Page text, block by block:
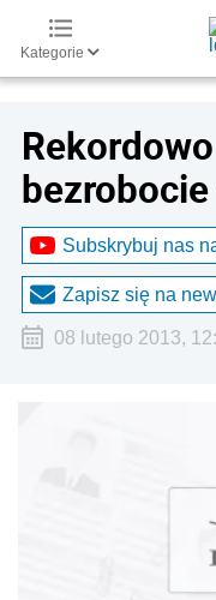
Kategorie
Subskrybuj nas
Zapisz się na
08 lutego 2013,